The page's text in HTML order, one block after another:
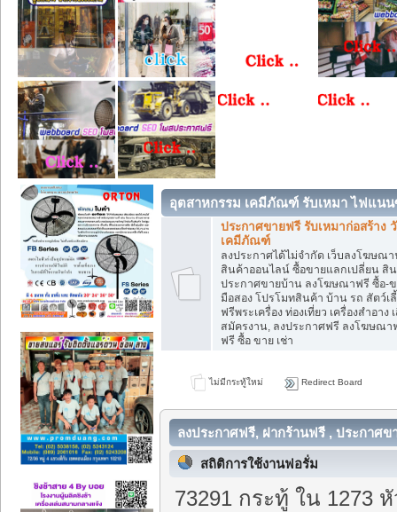
อุตสาหกรรม เคมีภัณฑ์ รับเหมา ไฟแน
ประกาศขายฟรี รับเหมาก่อสร้าง
เคมีภัณฑ์
ลงประกาศได้ไม่จำกัด เว็บลงโฆษณ
สินค้าออนไลน์ ซื้อขายแลกเปลี่ยน สิ
ประกาศขายบ้าน ลงโฆษณาฟรี ซื้อ-
มือสอง โปรโมทสินค้า บ้าน รถ สัตว์เ
ฟรีพระเครื่อง ท่องเที่ยว เครื่องสำอาง
สมัครงาน, ลงประกาศฟรี ลงโฆษณา
ฟรี ซื้อ ขาย เช่า
ไม่มีกระทู้ใหม่ Redirect Board
ลงประกาศฟรี, ฝากร้านฟรี , ประกาศ
สถิติการใช้งานฟอรั่ม
73291 กระทู้ ใน 1273